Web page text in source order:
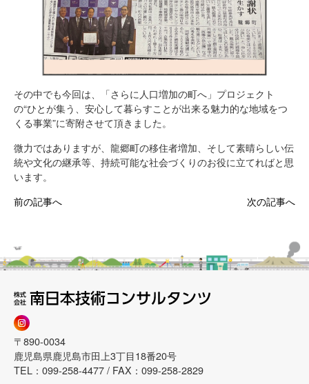
その中でも今回は、「さらに人口増加の町へ」プロジェクト
の“ひとが集う、安心して暮らすことが出来る魅力的な地域をつ
くる事業”に寄附させて頂きました。
微力ではありますが、龍郷町の移住者増加、そして素晴らしい伝
統や文化の継承等、持続可能な社会づくりのお役に立てればと思
います。
前の記事へ
次の記事へ
〒890-0034
鹿児島県鹿児島市田上3丁目18番20号
TEL：099-258-4477 / FAX：099-258-2829